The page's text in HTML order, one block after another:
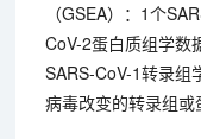
（GSEA）：1个
CoV-2蛋白质组学数
SARS-CoV-1转录组
病毒改变的转录组或